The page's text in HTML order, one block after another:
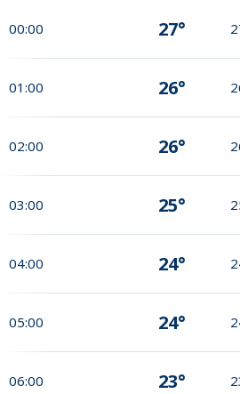
00:00 27°
01:00 26°
02:00 26°
03:00 25°
04:00 24°
05:00 24°
06:00 23°